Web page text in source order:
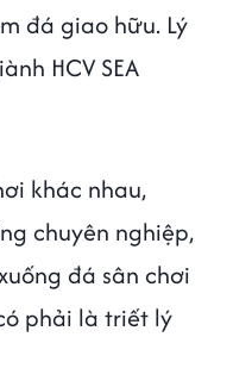
đá giao hữu. Lý
HCV SEA
khác nhau,
chuyên nghiệp,
đá sân chơi
phải là triết lý